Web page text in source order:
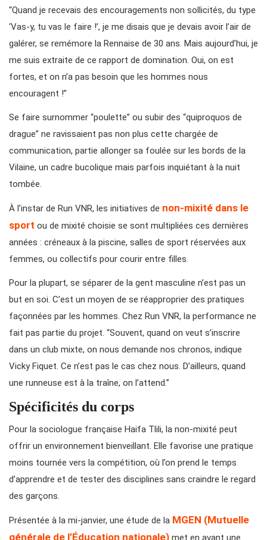
“Quand je recevais des encouragements non sollicités, du type
‘Vas-y, tu vas le faire !’, je me disais que je devais avoir l’air de
galérer, se remémore la Rennaise de 30 ans. Mais aujourd’hui, je
me suis extraite de ce rapport de domination. Oui, on est
fortes, et on n’a pas besoin que les hommes nous
encouragent !”
Se faire surnommer “poulette” ou subir des “quiproquos de
drague” ne ravissaient pas non plus cette chargée de
communication, partie allonger sa foulée sur les bords de la
Vilaine, un cadre bucolique mais parfois inquiétant à la nuit
tombée.
À l’instar de Run VNR, les initiatives de non-mixité dans le
sport ou de mixité choisie se sont multipliées ces dernières
années : créneaux à la piscine, salles de sport réservées aux
femmes, ou collectifs pour courir entre filles.
Pour la plupart, se séparer de la gent masculine n’est pas un
but en soi. C’est un moyen de se réapproprier des pratiques
façonnées par les hommes. Chez Run VNR, la performance ne
fait pas partie du projet. “Souvent, quand on veut s’inscrire
dans un club mixte, on nous demande nos chronos, indique
Vicky Fiquet. Ce n’est pas le cas chez nous. D’ailleurs, quand
une runneuse est à la traîne, on l’attend.”
Spécificités du corps
Pour la sociologue française Haifa Tlili, la non-mixité peut
offrir un environnement bienveillant. Elle favorise une pratique
moins tournée vers la compétition, où l’on prend le temps
d’apprendre et de tester des disciplines sans craindre le regard
des garçons.
Présentée à la mi-janvier, une étude de la MGEN (Mutuelle
générale de l’Éducation nationale) met en avant une